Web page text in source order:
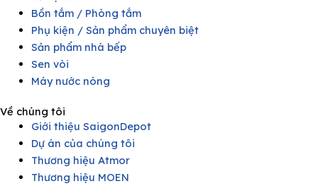
Bồn tắm / Phòng tắm
Phụ kiện / Sản phẩm chuyên biệt
Sản phẩm nhà bếp
Sen vòi
Máy nước nóng
Về chúng tôi
Giới thiệu SaigonDepot
Dự án của chúng tôi
Thương hiệu Atmor
Thương hiệu MOEN